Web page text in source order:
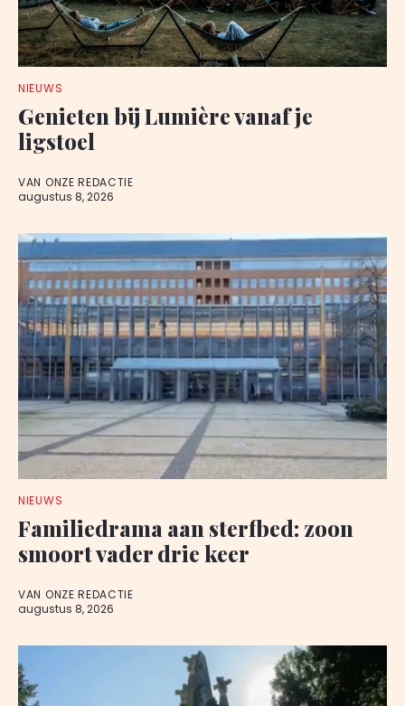
NIEUWS
Genieten bij Lumière vanaf je
ligstoel
VAN ONZE REDACTIE
augustus 8, 2026
NIEUWS
Familiedrama aan sterfbed: zoon
smoort vader drie keer
VAN ONZE REDACTIE
augustus 8, 2026